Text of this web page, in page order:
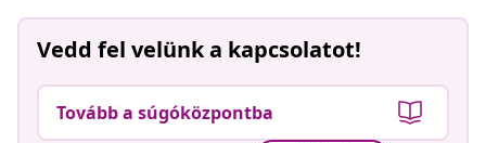
Vedd fel velünk a kapcsolatot!
Tovább a súgóközpontba